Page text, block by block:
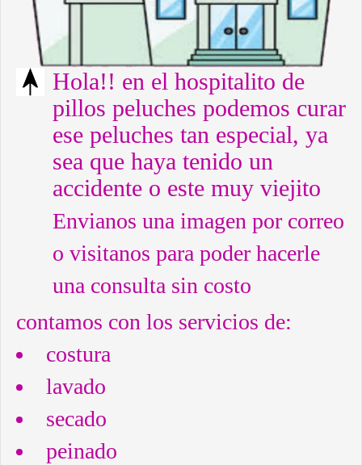
Hola!! en el hospitalito de
pillos peluches podemos curar
ese peluches tan especial, ya
sea que haya tenido un
accidente o este muy viejito
Envianos una imagen por correo
o visitanos para poder hacerle
una consulta sin costo
contamos con los servicios de:
costura
lavado
secado
peinado